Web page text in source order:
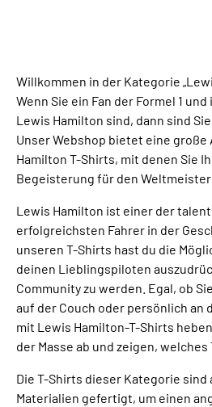
Willkommen in der Kategorie
Wenn Sie ein Fan der Formel 1
Lewis Hamilton sind, dann sind
Unser Webshop bietet eine große
Hamilton T-Shirts, mit denen Sie
Begeisterung für den Weltmeister
Lewis Hamilton ist einer der
erfolgreichsten Fahrer in der
unseren T-Shirts hast du die
deinen Lieblingspiloten
Community zu werden. Egal, ob
auf der Couch oder persönlich an
mit Lewis Hamilton-T-Shirts
der Masse ab und zeigen,
Die T-Shirts dieser Kategorie
Materialien gefertigt, um einen